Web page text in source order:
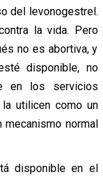
del levonogestrel.
la vida. Pero
no es abortiva, y
disponible, no
en los servicios
utilicen como un
mecanismo normal
disponible en el